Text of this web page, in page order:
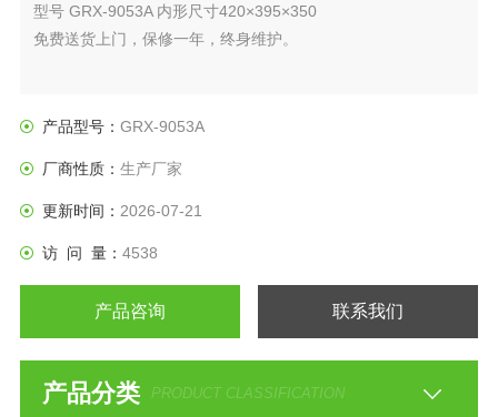
型号 GRX-9053A 内形尺寸420×395×350
免费送货上门，保修一年，终身维护。
产品型号： GRX-9053A
厂商性质： 生产厂家
更新时间： 2026-07-21
访 问 量： 4538
产品咨询 联系我们
产品分类 PRODUCT CLASSIFICATION